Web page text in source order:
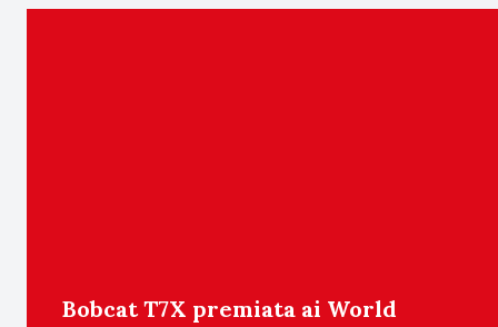
Bobcat T7X premiata ai World